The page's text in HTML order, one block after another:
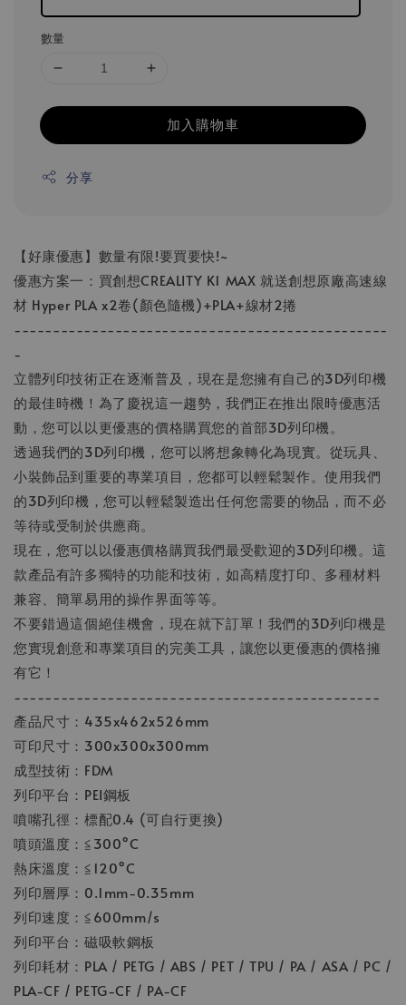
數量
加入購物車
分享
【好康優惠】數量有限!要買要快!~
優惠方案一：買創想CREALITY K1 MAX 就送創想原廠高速線
材 Hyper PLA x2卷(顏色隨機)+PLA+線材2捲
------------------------------------------------
-
立體列印技術正在逐漸普及，現在是您擁有自己的3D列印機
的最佳時機！為了慶祝這一趨勢，我們正在推出限時優惠活
動，您可以以更優惠的價格購買您的首部3D列印機。
透過我們的3D列印機，您可以將想象轉化為現實。從玩具、
小裝飾品到重要的專業項目，您都可以輕鬆製作。使用我們
的3D列印機，您可以輕鬆製造出任何您需要的物品，而不必
等待或受制於供應商。
現在，您可以以優惠價格購買我們最受歡迎的3D列印機。這
款產品有許多獨特的功能和技術，如高精度打印、多種材料
兼容、簡單易用的操作界面等等。
不要錯過這個絕佳機會，現在就下訂單！我們的3D列印機是
您實現創意和專業項目的完美工具，讓您以更優惠的價格擁
有它！
-----------------------------------------------
產品尺寸：435x462x526mm
可印尺寸：300x300x300mm
成型技術：FDM
列印平台：PEI鋼板
噴嘴孔徑：標配0.4 (可自行更換)
噴頭溫度：≦300°C
熱床溫度：≦120°C
列印層厚：0.1mm-0.35mm
列印速度：≦600mm/s
列印平台：磁吸軟鋼板
列印耗材：PLA / PETG / ABS / PET / TPU / PA / ASA / PC /
PLA-CF / PETG-CF / PA-CF